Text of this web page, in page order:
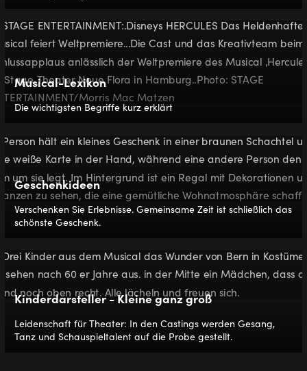
Musical-Lexikon
Die wichtigsten Begriffe kurz erklärt
Geschenkideen
Verschenken Sie Erlebnisse. Gemeinsame Zeit ist schließlich das
schönste Geschenk.
Kinderdarsteller - Kleine ganz groß
Leidenschaft für Theater: In den Castings werden Gesang,
Tanz und Schauspieltalent auf die Probe gestellt.